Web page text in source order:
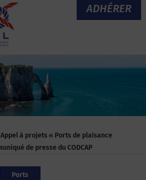
ADHÉRER
Appel à projets « Ports de plaisance
de presse du CODCAP
Ports